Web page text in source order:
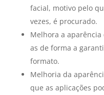
facial, motivo pelo
vezes, é procurado.
Melhora a
as de forma a
formato.
Melhoria da
que as aplicações